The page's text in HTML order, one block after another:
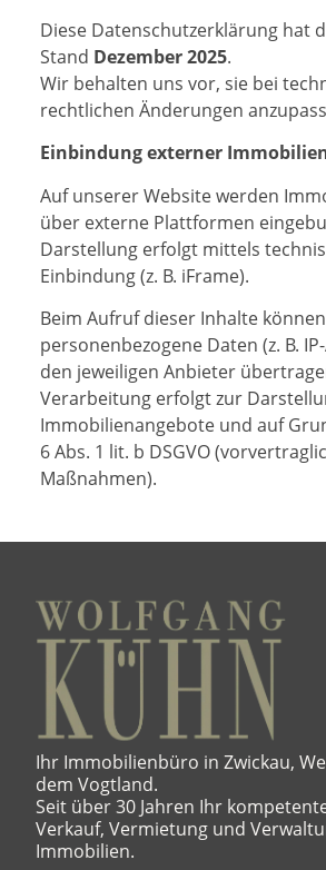
Diese Datenschutzerklärung hat
Stand Dezember 2025.
Wir behalten uns vor, sie bei
rechtlichen Änderungen
Einbindung externer
Auf unserer Website werden
über externe Plattformen
Darstellung erfolgt mittels
Einbindung (z. B. iFrame).
Beim Aufruf dieser Inhalte können
personenbezogene Daten (z. B.
den jeweiligen Anbieter
Verarbeitung erfolgt zur
Immobilienangebote und auf
6 Abs. 1 lit. b DSGVO
Maßnahmen).
Ihr Immobilienbüro in Zwickau,
dem Vogtland.
Seit über 30 Jahren Ihr
Verkauf, Vermietung und
Immobilien.